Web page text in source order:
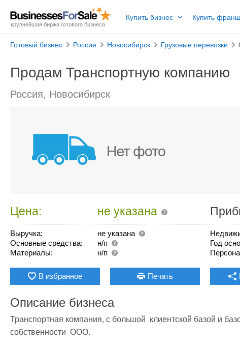
крупнейшая биржа готового бизнеса
Купить бизнес Купить
Готовый бизнес Россия Новосибирск Грузовые перевозки
Продам Транспортную компанию
Россия, Новосибирск
Цена: не указана
Выручка:
не указана
Основные средства:
н/п
Материалы:
н/п
Год
В избранное Печать
Описание бизнеса
Транспортная компания, с большой  клиентской базой и
собственности  ООО.